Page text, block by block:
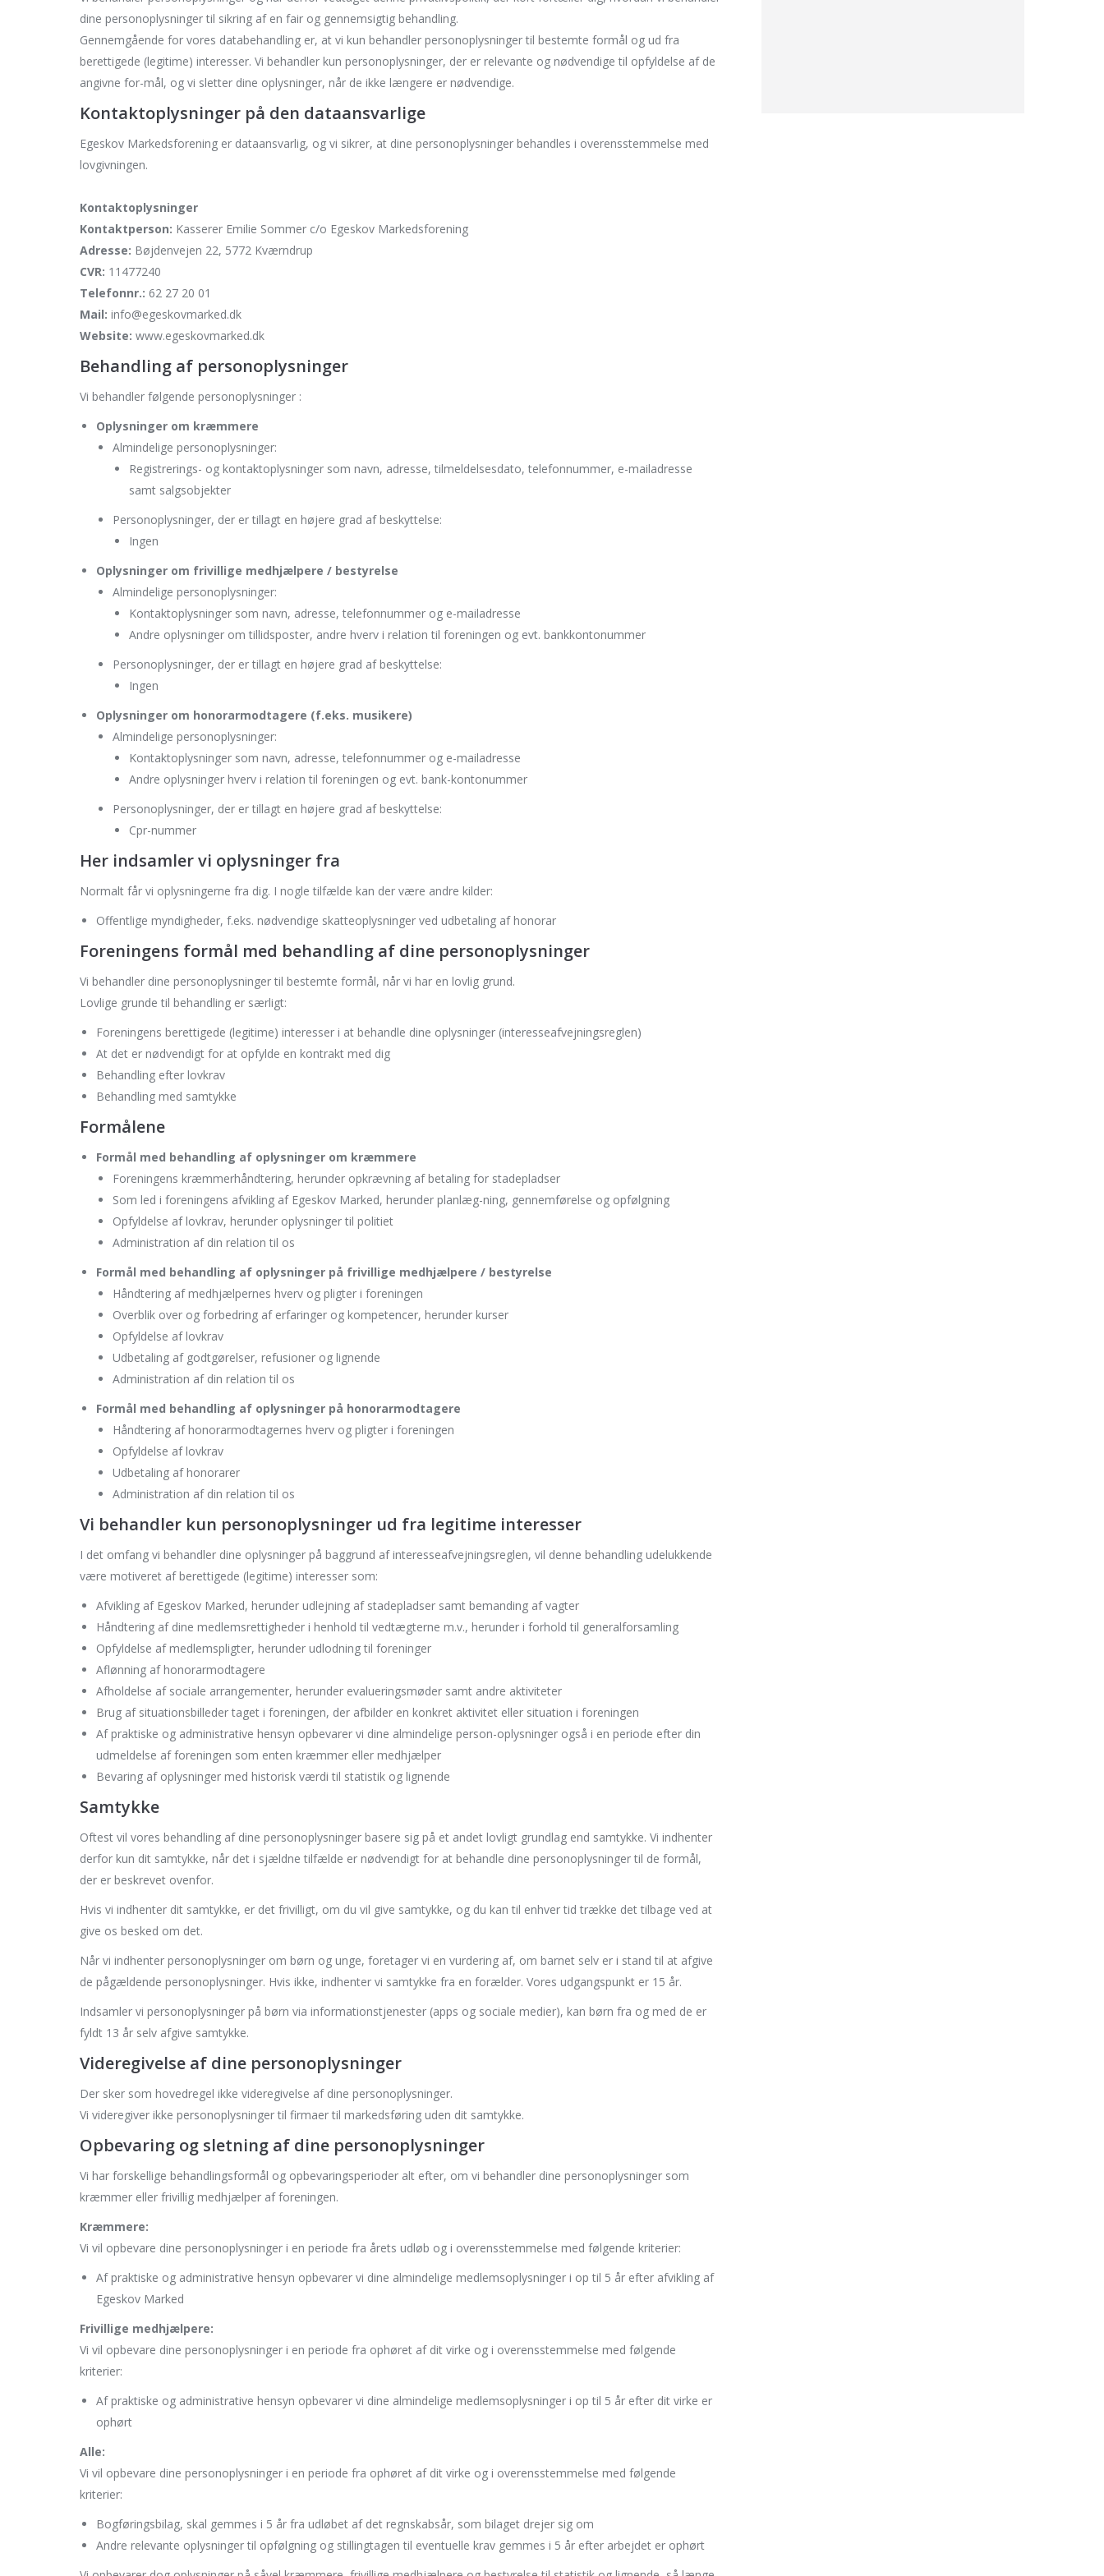
dine personoplysninger til sikring af en fair og gennemsigtig behandling.
Gennemgående for vores databehandling er, at vi kun behandler personoplysninger til bestemte formål og ud fra
berettigede (legitime) interesser. Vi behandler kun personoplysninger, der er relevante og nødvendige til opfyldelse af de
angivne for-mål, og vi sletter dine oplysninger, når de ikke længere er nødvendige.
Kontaktoplysninger på den dataansvarlige
Egeskov Markedsforening er dataansvarlig, og vi sikrer, at dine personoplysninger behandles i overensstemmelse med
lovgivningen.
Kontaktoplysninger
Kontaktperson: Kasserer Emilie Sommer c/o Egeskov Markedsforening
Adresse: Bøjdenvejen 22, 5772 Kværndrup
CVR: 11477240
Telefonnr.: 62 27 20 01
Mail: info@egeskovmarked.dk
Website: www.egeskovmarked.dk
Behandling af personoplysninger
Vi behandler følgende personoplysninger :
Oplysninger om kræmmere
Almindelige personoplysninger:
Registrerings- og kontaktoplysninger som navn, adresse, tilmeldelsesdato, telefonnummer, e-mailadresse
samt salgsobjekter
Personoplysninger, der er tillagt en højere grad af beskyttelse:
Ingen
Oplysninger om frivillige medhjælpere / bestyrelse
Almindelige personoplysninger:
Kontaktoplysninger som navn, adresse, telefonnummer og e-mailadresse
Andre oplysninger om tillidsposter, andre hverv i relation til foreningen og evt. bankkontonummer
Personoplysninger, der er tillagt en højere grad af beskyttelse:
Ingen
Oplysninger om honorarmodtagere (f.eks. musikere)
Almindelige personoplysninger:
Kontaktoplysninger som navn, adresse, telefonnummer og e-mailadresse
Andre oplysninger hverv i relation til foreningen og evt. bank-kontonummer
Personoplysninger, der er tillagt en højere grad af beskyttelse:
Cpr-nummer
Her indsamler vi oplysninger fra
Normalt får vi oplysningerne fra dig. I nogle tilfælde kan der være andre kilder:
Offentlige myndigheder, f.eks. nødvendige skatteoplysninger ved udbetaling af honorar
Foreningens formål med behandling af dine personoplysninger
Vi behandler dine personoplysninger til bestemte formål, når vi har en lovlig grund.
Lovlige grunde til behandling er særligt:
Foreningens berettigede (legitime) interesser i at behandle dine oplysninger (interesseafvejningsreglen)
At det er nødvendigt for at opfylde en kontrakt med dig
Behandling efter lovkrav
Behandling med samtykke
Formålene
Formål med behandling af oplysninger om kræmmere
Foreningens kræmmerhåndtering, herunder opkrævning af betaling for stadepladser
Som led i foreningens afvikling af Egeskov Marked, herunder planlæg-ning, gennemførelse og opfølgning
Opfyldelse af lovkrav, herunder oplysninger til politiet
Administration af din relation til os
Formål med behandling af oplysninger på frivillige medhjælpere / bestyrelse
Håndtering af medhjælpernes hverv og pligter i foreningen
Overblik over og forbedring af erfaringer og kompetencer, herunder kurser
Opfyldelse af lovkrav
Udbetaling af godtgørelser, refusioner og lignende
Administration af din relation til os
Formål med behandling af oplysninger på honorarmodtagere
Håndtering af honorarmodtagernes hverv og pligter i foreningen
Opfyldelse af lovkrav
Udbetaling af honorarer
Administration af din relation til os
Vi behandler kun personoplysninger ud fra legitime interesser
I det omfang vi behandler dine oplysninger på baggrund af interesseafvejningsreglen, vil denne behandling udelukkende
være motiveret af berettigede (legitime) interesser som:
Afvikling af Egeskov Marked, herunder udlejning af stadepladser samt bemanding af vagter
Håndtering af dine medlemsrettigheder i henhold til vedtægterne m.v., herunder i forhold til generalforsamling
Opfyldelse af medlemspligter, herunder udlodning til foreninger
Aflønning af honorarmodtagere
Afholdelse af sociale arrangementer, herunder evalueringsmøder samt andre aktiviteter
Brug af situationsbilleder taget i foreningen, der afbilder en konkret aktivitet eller situation i foreningen
Af praktiske og administrative hensyn opbevarer vi dine almindelige person-oplysninger også i en periode efter din
udmeldelse af foreningen som enten kræmmer eller medhjælper
Bevaring af oplysninger med historisk værdi til statistik og lignende
Samtykke
Oftest vil vores behandling af dine personoplysninger basere sig på et andet lovligt grundlag end samtykke. Vi indhenter
derfor kun dit samtykke, når det i sjældne tilfælde er nødvendigt for at behandle dine personoplysninger til de formål,
der er beskrevet ovenfor.
Hvis vi indhenter dit samtykke, er det frivilligt, om du vil give samtykke, og du kan til enhver tid trække det tilbage ved at
give os besked om det.
Når vi indhenter personoplysninger om børn og unge, foretager vi en vurdering af, om barnet selv er i stand til at afgive
de pågældende personoplysninger. Hvis ikke, indhenter vi samtykke fra en forælder. Vores udgangspunkt er 15 år.
Indsamler vi personoplysninger på børn via informationstjenester (apps og sociale medier), kan børn fra og med de er
fyldt 13 år selv afgive samtykke.
Videregivelse af dine personoplysninger
Der sker som hovedregel ikke videregivelse af dine personoplysninger.
Vi videregiver ikke personoplysninger til firmaer til markedsføring uden dit samtykke.
Opbevaring og sletning af dine personoplysninger
Vi har forskellige behandlingsformål og opbevaringsperioder alt efter, om vi behandler dine personoplysninger som
kræmmer eller frivillig medhjælper af foreningen.
Kræmmere:
Vi vil opbevare dine personoplysninger i en periode fra årets udløb og i overensstemmelse med følgende kriterier:
Af praktiske og administrative hensyn opbevarer vi dine almindelige medlemsoplysninger i op til 5 år efter afvikling af
Egeskov Marked
Frivillige medhjælpere:
Vi vil opbevare dine personoplysninger i en periode fra ophøret af dit virke og i overensstemmelse med følgende
kriterier:
Af praktiske og administrative hensyn opbevarer vi dine almindelige medlemsoplysninger i op til 5 år efter dit virke er
ophørt
Alle:
Vi vil opbevare dine personoplysninger i en periode fra ophøret af dit virke og i overensstemmelse med følgende
kriterier:
Bogføringsbilag, skal gemmes i 5 år fra udløbet af det regnskabsår, som bilaget drejer sig om
Andre relevante oplysninger til opfølgning og stillingtagen til eventuelle krav gemmes i 5 år efter arbejdet er ophørt